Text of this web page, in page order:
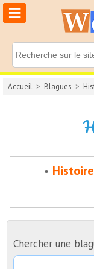
≡
Accueil > Blagues >
Chercher une